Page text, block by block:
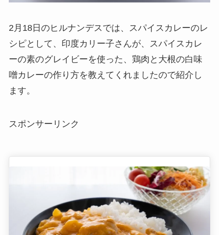
2月18日のヒルナンデスでは、スパイスカレーのレ
シピとして、印度カリー子さんが、スパイスカレ
ーの素のグレイビーを使った、鶏肉と大根の白味
噌カレーの作り方を教えてくれましたので紹介し
ます。
スポンサーリンク